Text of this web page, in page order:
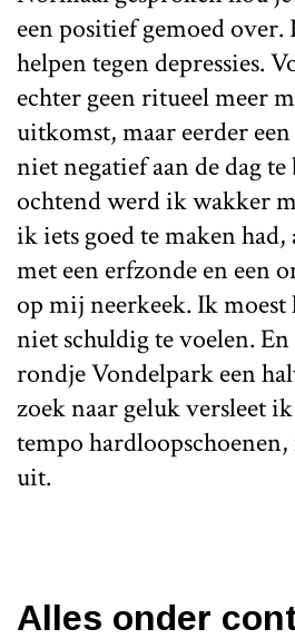
een positief gemoed over.
helpen tegen depressies.
echter geen ritueel meer
uitkomst, maar eerder
niet negatief aan de dag
ochtend werd ik wakker
ik iets goed te maken had,
met een erfzonde en een
op mij neerkeek. Ik
niet schuldig te voelen.
rondje Vondelpark een
zoek naar geluk versleet
tempo hardloopschoenen,
uit.
Alles onder